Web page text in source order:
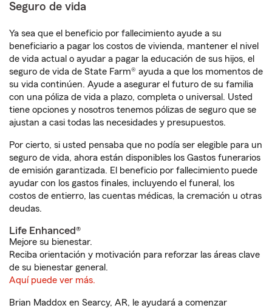
Seguro de vida
Ya sea que el beneficio por fallecimiento ayude a su
beneficiario a pagar los costos de vivienda, mantener el nivel
de vida actual o ayudar a pagar la educación de sus hijos, el
seguro de vida de State Farm® ayuda a que los momentos de
su vida continúen. Ayude a asegurar el futuro de su familia
con una póliza de vida a plazo, completa o universal. Usted
tiene opciones y nosotros tenemos pólizas de seguro que se
ajustan a casi todas las necesidades y presupuestos.
Por cierto, si usted pensaba que no podía ser elegible para un
seguro de vida, ahora están disponibles los Gastos funerarios
de emisión garantizada. El beneficio por fallecimiento puede
ayudar con los gastos finales, incluyendo el funeral, los
costos de entierro, las cuentas médicas, la cremación u otras
deudas.
Life Enhanced®
Mejore su bienestar.
Reciba orientación y motivación para reforzar las áreas clave
de su bienestar general.
Aquí puede ver más.
Brian Maddox en Searcy, AR, le ayudará a comenzar